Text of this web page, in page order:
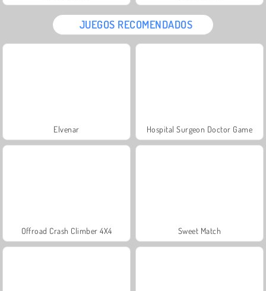
JUEGOS RECOMENDADOS
Elvenar Hospital Surgeon Doctor Game
Offroad Crash Climber 4X4 Sweet Match